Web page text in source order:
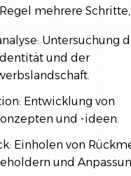
mehrere
Untersuchung
und der
Entwicklung von
und -ideen.
Einholen von
und